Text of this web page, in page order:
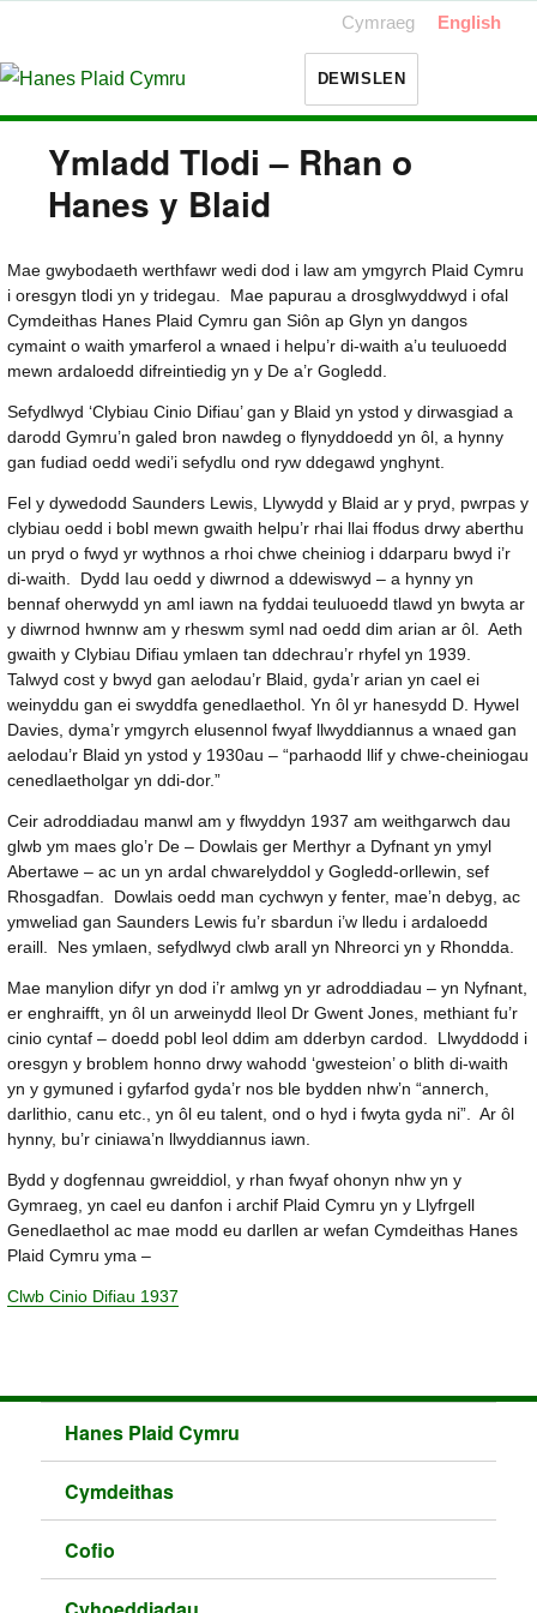
Cymraeg English
DEWISLEN
Ymladd Tlodi – Rhan o
Hanes y Blaid
Mae gwybodaeth werthfawr wedi dod i law am ymgyrch Plaid Cymru
i oresgyn tlodi yn y tridegau. Mae papurau a drosglwyddwyd i ofal
Cymdeithas Hanes Plaid Cymru gan Siôn ap Glyn yn dangos
cymaint o waith ymarferol a wnaed i helpu’r di-waith a’u teuluoedd
mewn ardaloedd difreintiedig yn y De a’r Gogledd.
Sefydlwyd ‘Clybiau Cinio Difiau’ gan y Blaid yn ystod y dirwasgiad a
darodd Gymru’n galed bron nawdeg o flynyddoedd yn ôl, a hynny
gan fudiad oedd wedi’i sefydlu ond ryw ddegawd ynghynt.
Fel y dywedodd Saunders Lewis, Llywydd y Blaid ar y pryd, pwrpas y
clybiau oedd i bobl mewn gwaith helpu’r rhai llai ffodus drwy aberthu
un pryd o fwyd yr wythnos a rhoi chwe cheiniog i ddarparu bwyd i’r
di-waith. Dydd Iau oedd y diwrnod a ddewiswyd – a hynny yn
bennaf oherwydd yn aml iawn na fyddai teuluoedd tlawd yn bwyta ar
y diwrnod hwnnw am y rheswm syml nad oedd dim arian ar ôl. Aeth
gwaith y Clybiau Difiau ymlaen tan ddechrau’r rhyfel yn 1939.
Talwyd cost y bwyd gan aelodau’r Blaid, gyda’r arian yn cael ei
weinyddu gan ei swyddfa genedlaethol. Yn ôl yr hanesydd D. Hywel
Davies, dyma’r ymgyrch elusennol fwyaf llwyddiannus a wnaed gan
aelodau’r Blaid yn ystod y 1930au – “parhaodd llif y chwe-cheiniogau
cenedlaetholgar yn ddi-dor.”
Ceir adroddiadau manwl am y flwyddyn 1937 am weithgarwch dau
glwb ym maes glo’r De – Dowlais ger Merthyr a Dyfnant yn ymyl
Abertawe – ac un yn ardal chwarelyddol y Gogledd-orllewin, sef
Rhosgadfan. Dowlais oedd man cychwyn y fenter, mae’n debyg, ac
ymweliad gan Saunders Lewis fu’r sbardun i’w lledu i ardaloedd
eraill. Nes ymlaen, sefydlwyd clwb arall yn Nhreorci yn y Rhondda.
Mae manylion difyr yn dod i’r amlwg yn yr adroddiadau – yn Nyfnant,
er enghraifft, yn ôl un arweinydd lleol Dr Gwent Jones, methiant fu’r
cinio cyntaf – doedd pobl leol ddim am dderbyn cardod. Llwyddodd i
oresgyn y broblem honno drwy wahodd ‘gwesteion’ o blith di-waith
yn y gymuned i gyfarfod gyda’r nos ble bydden nhw’n “annerch,
darlithio, canu etc., yn ôl eu talent, ond o hyd i fwyta gyda ni”. Ar ôl
hynny, bu’r ciniawa’n llwyddiannus iawn.
Bydd y dogfennau gwreiddiol, y rhan fwyaf ohonyn nhw yn y
Gymraeg, yn cael eu danfon i archif Plaid Cymru yn y Llyfrgell
Genedlaethol ac mae modd eu darllen ar wefan Cymdeithas Hanes
Plaid Cymru yma –
Clwb Cinio Difiau 1937
Hanes Plaid Cymru
Cymdeithas
Cofio